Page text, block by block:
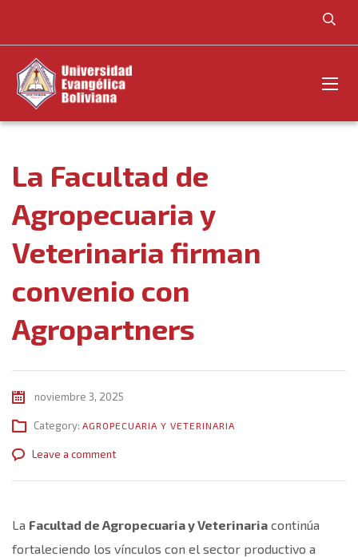
La Facultad de
Agropecuaria y
Veterinaria firman
convenio con
Agropartners
noviembre 3, 2025
Category: AGROPECUARIA Y VETERINARIA
Leave a comment
La Facultad de Agropecuaria y Veterinaria continúa
fortaleciendo los vínculos con el sector productivo a